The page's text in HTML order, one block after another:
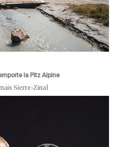
la Pitz Alpine
Sierre-Zinal